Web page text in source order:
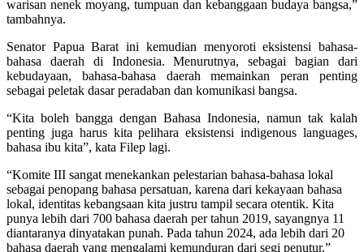
warisan nenek moyang, tumpuan dan kebanggaan budaya bangsa,”
tambahnya.
Senator Papua Barat ini kemudian menyoroti eksistensi bahasa-
bahasa daerah di Indonesia. Menurutnya, sebagai bagian dari
kebudayaan, bahasa-bahasa daerah memainkan peran penting
sebagai peletak dasar peradaban dan komunikasi bangsa.
“Kita boleh bangga dengan Bahasa Indonesia, namun tak kalah
penting juga harus kita pelihara eksistensi indigenous languages,
bahasa ibu kita”, kata Filep lagi.
“Komite III sangat menekankan pelestarian bahasa-bahasa lokal
sebagai penopang bahasa persatuan, karena dari kekayaan bahasa
lokal, identitas kebangsaan kita justru tampil secara otentik. Kita
punya lebih dari 700 bahasa daerah per tahun 2019, sayangnya 11
diantaranya dinyatakan punah. Pada tahun 2024, ada lebih dari 20
bahasa daerah yang mengalami kemunduran dari segi penutur,”